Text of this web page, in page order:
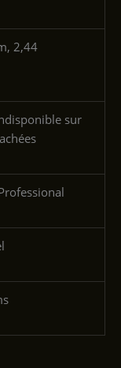
2,44
sur